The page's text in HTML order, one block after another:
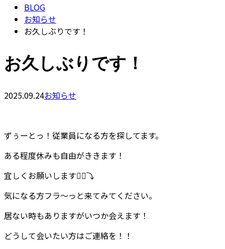
BLOG
お知らせ
お久しぶりです！
お久しぶりです！
2025.09.24お知らせ
ずぅーとっ！従業員になる方を探してます。
ある程度休みも自由がききます！
宜しくお願いします🙇‍♂️⤵
気になる方フラ～っと来てみてください。
居ない時もありますがいつか会えます！
どうして会いたい方はご連絡を！！